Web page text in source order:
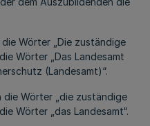
Wörter „Die zuständige
Wörter „Das Landesamt
(Landesamt)“.
Wörter „die zuständige
Wörter „das Landesamt“.